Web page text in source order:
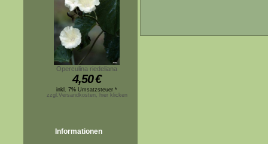
Operculina riedeliana
4,50€
inkl. 7% Umsatzsteuer *
zzgl.Versandkosten, hier klicken
Informationen